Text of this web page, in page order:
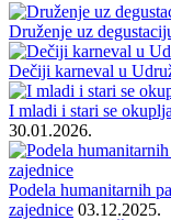
Druženje uz
Dečiji karneval u
I mladi i stari se
30.01.2026.
Podela humanitarnih
zajednice 03.12.2025.